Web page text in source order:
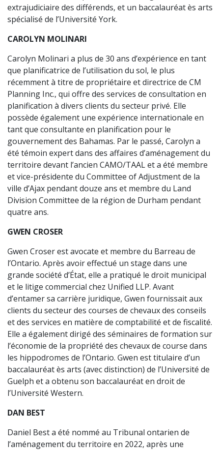
extrajudiciaire des différends, et un baccalauréat ès arts
spécialisé de l’Université York.
CAROLYN MOLINARI
Carolyn Molinari a plus de 30 ans d’expérience en tant
que planificatrice de l’utilisation du sol, le plus
récemment à titre de propriétaire et directrice de CM
Planning Inc., qui offre des services de consultation en
planification à divers clients du secteur privé. Elle
possède également une expérience internationale en
tant que consultante en planification pour le
gouvernement des Bahamas. Par le passé, Carolyn a
été témoin expert dans des affaires d’aménagement du
territoire devant l’ancien CAMO/TAAL et a été membre
et vice-présidente du Committee of Adjustment de la
ville d’Ajax pendant douze ans et membre du Land
Division Committee de la région de Durham pendant
quatre ans.
GWEN CROSER
Gwen Croser est avocate et membre du Barreau de
l’Ontario. Après avoir effectué un stage dans une
grande société d’État, elle a pratiqué le droit municipal
et le litige commercial chez Unified LLP. Avant
d’entamer sa carrière juridique, Gwen fournissait aux
clients du secteur des courses de chevaux des conseils
et des services en matière de comptabilité et de fiscalité.
Elle a également dirigé des séminaires de formation sur
l’économie de la propriété des chevaux de course dans
les hippodromes de l’Ontario. Gwen est titulaire d’un
baccalauréat ès arts (avec distinction) de l’Université de
Guelph et a obtenu son baccalauréat en droit de
l’Université Western.
DAN BEST
Daniel Best a été nommé au Tribunal ontarien de
l’aménagement du territoire en 2022, après une